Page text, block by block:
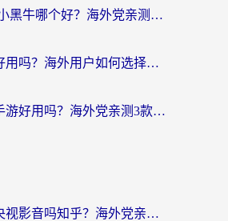
Quickback和小黑牛哪个好？海外党亲测指南，选对回国加速器秒回国内
迅游和银河好用吗？海外用户如何选择回国加速器实现无缝访问国内资源
穿梭和奇游手游好用吗？海外党亲测3款回国加速器，附蜜蜂加速器七天试用攻略
国外可以看央视影音吗知乎？海外党亲测有效的回国加速方案